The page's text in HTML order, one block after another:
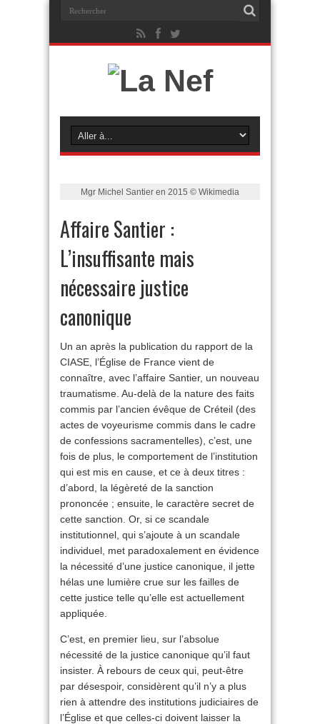
Mgr Michel Santier en 2015 © Wikimedia
Affaire Santier :
L’insuffisante mais
nécessaire justice
canonique
Un an après la publication du rapport de la
CIASE, l’Église de France vient de
connaître, avec l’affaire Santier, un nouveau
traumatisme. Au-delà de la nature des faits
commis par l’ancien évêque de Créteil (des
actes de voyeurisme commis dans le cadre
de confessions sacramentelles), c’est, une
fois de plus, le comportement de l’institution
qui est mis en cause, et ce à deux titres :
d’abord, la légèreté de la sanction
prononcée ; ensuite, le caractère secret de
cette sanction. Or, si ce scandale
institutionnel, qui s’ajoute à un scandale
individuel, met paradoxalement en évidence
la nécessité d’une justice canonique, il jette
hélas une lumière crue sur les failles de
cette justice telle qu’elle est actuellement
appliquée.
C’est, en premier lieu, sur l’absolue
nécessité de la justice canonique qu’il faut
insister. À rebours de ceux qui, peut-être
par désespoir, considèrent qu’il n’y a plus
rien à attendre des institutions judiciaires de
l’Église et que celles-ci doivent laisser la